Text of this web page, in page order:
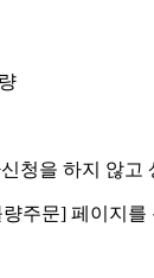
청을 하지 않고
주문] 페이지